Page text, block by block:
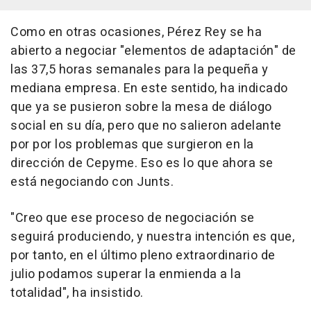
Como en otras ocasiones, Pérez Rey se ha
abierto a negociar "elementos de adaptación" de
las 37,5 horas semanales para la pequeña y
mediana empresa. En este sentido, ha indicado
que ya se pusieron sobre la mesa de diálogo
social en su día, pero que no salieron adelante
por por los problemas que surgieron en la
dirección de Cepyme. Eso es lo que ahora se
está negociando con Junts.
"Creo que ese proceso de negociación se
seguirá produciendo, y nuestra intención es que,
por tanto, en el último pleno extraordinario de
julio podamos superar la enmienda a la
totalidad", ha insistido.